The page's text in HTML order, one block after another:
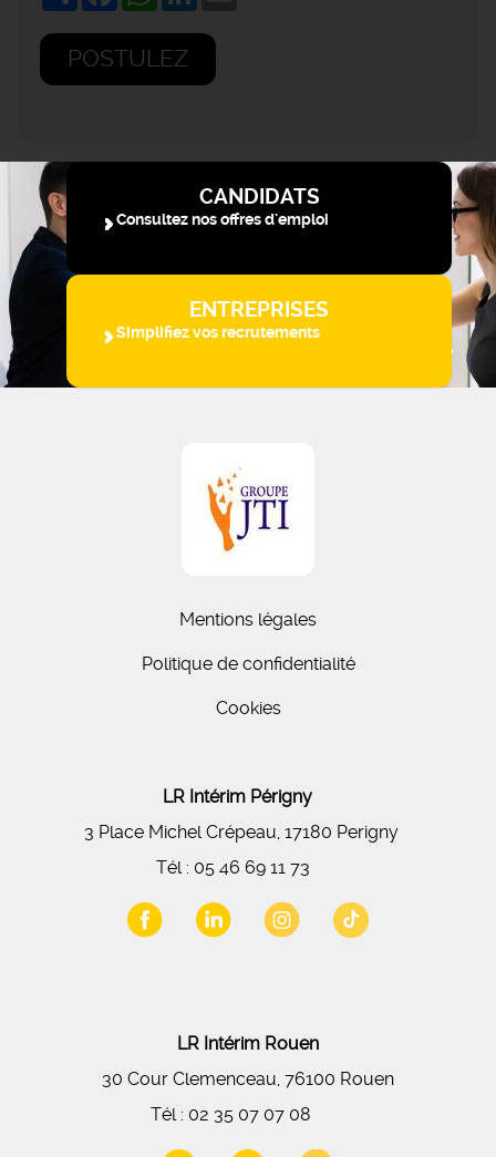
POSTULEZ
CANDIDATS
Consultez nos offres d'emploi
ENTREPRISES
Simplifiez vos recrutements
Mentions légales
Politique de confidentialité
Cookies
LR Intérim Périgny
3 Place Michel Crépeau, 17180 Perigny
Tél : 05 46 69 11 73
LR Intérim Rouen
30 Cour Clemenceau, 76100 Rouen
Tél : 02 35 07 07 08